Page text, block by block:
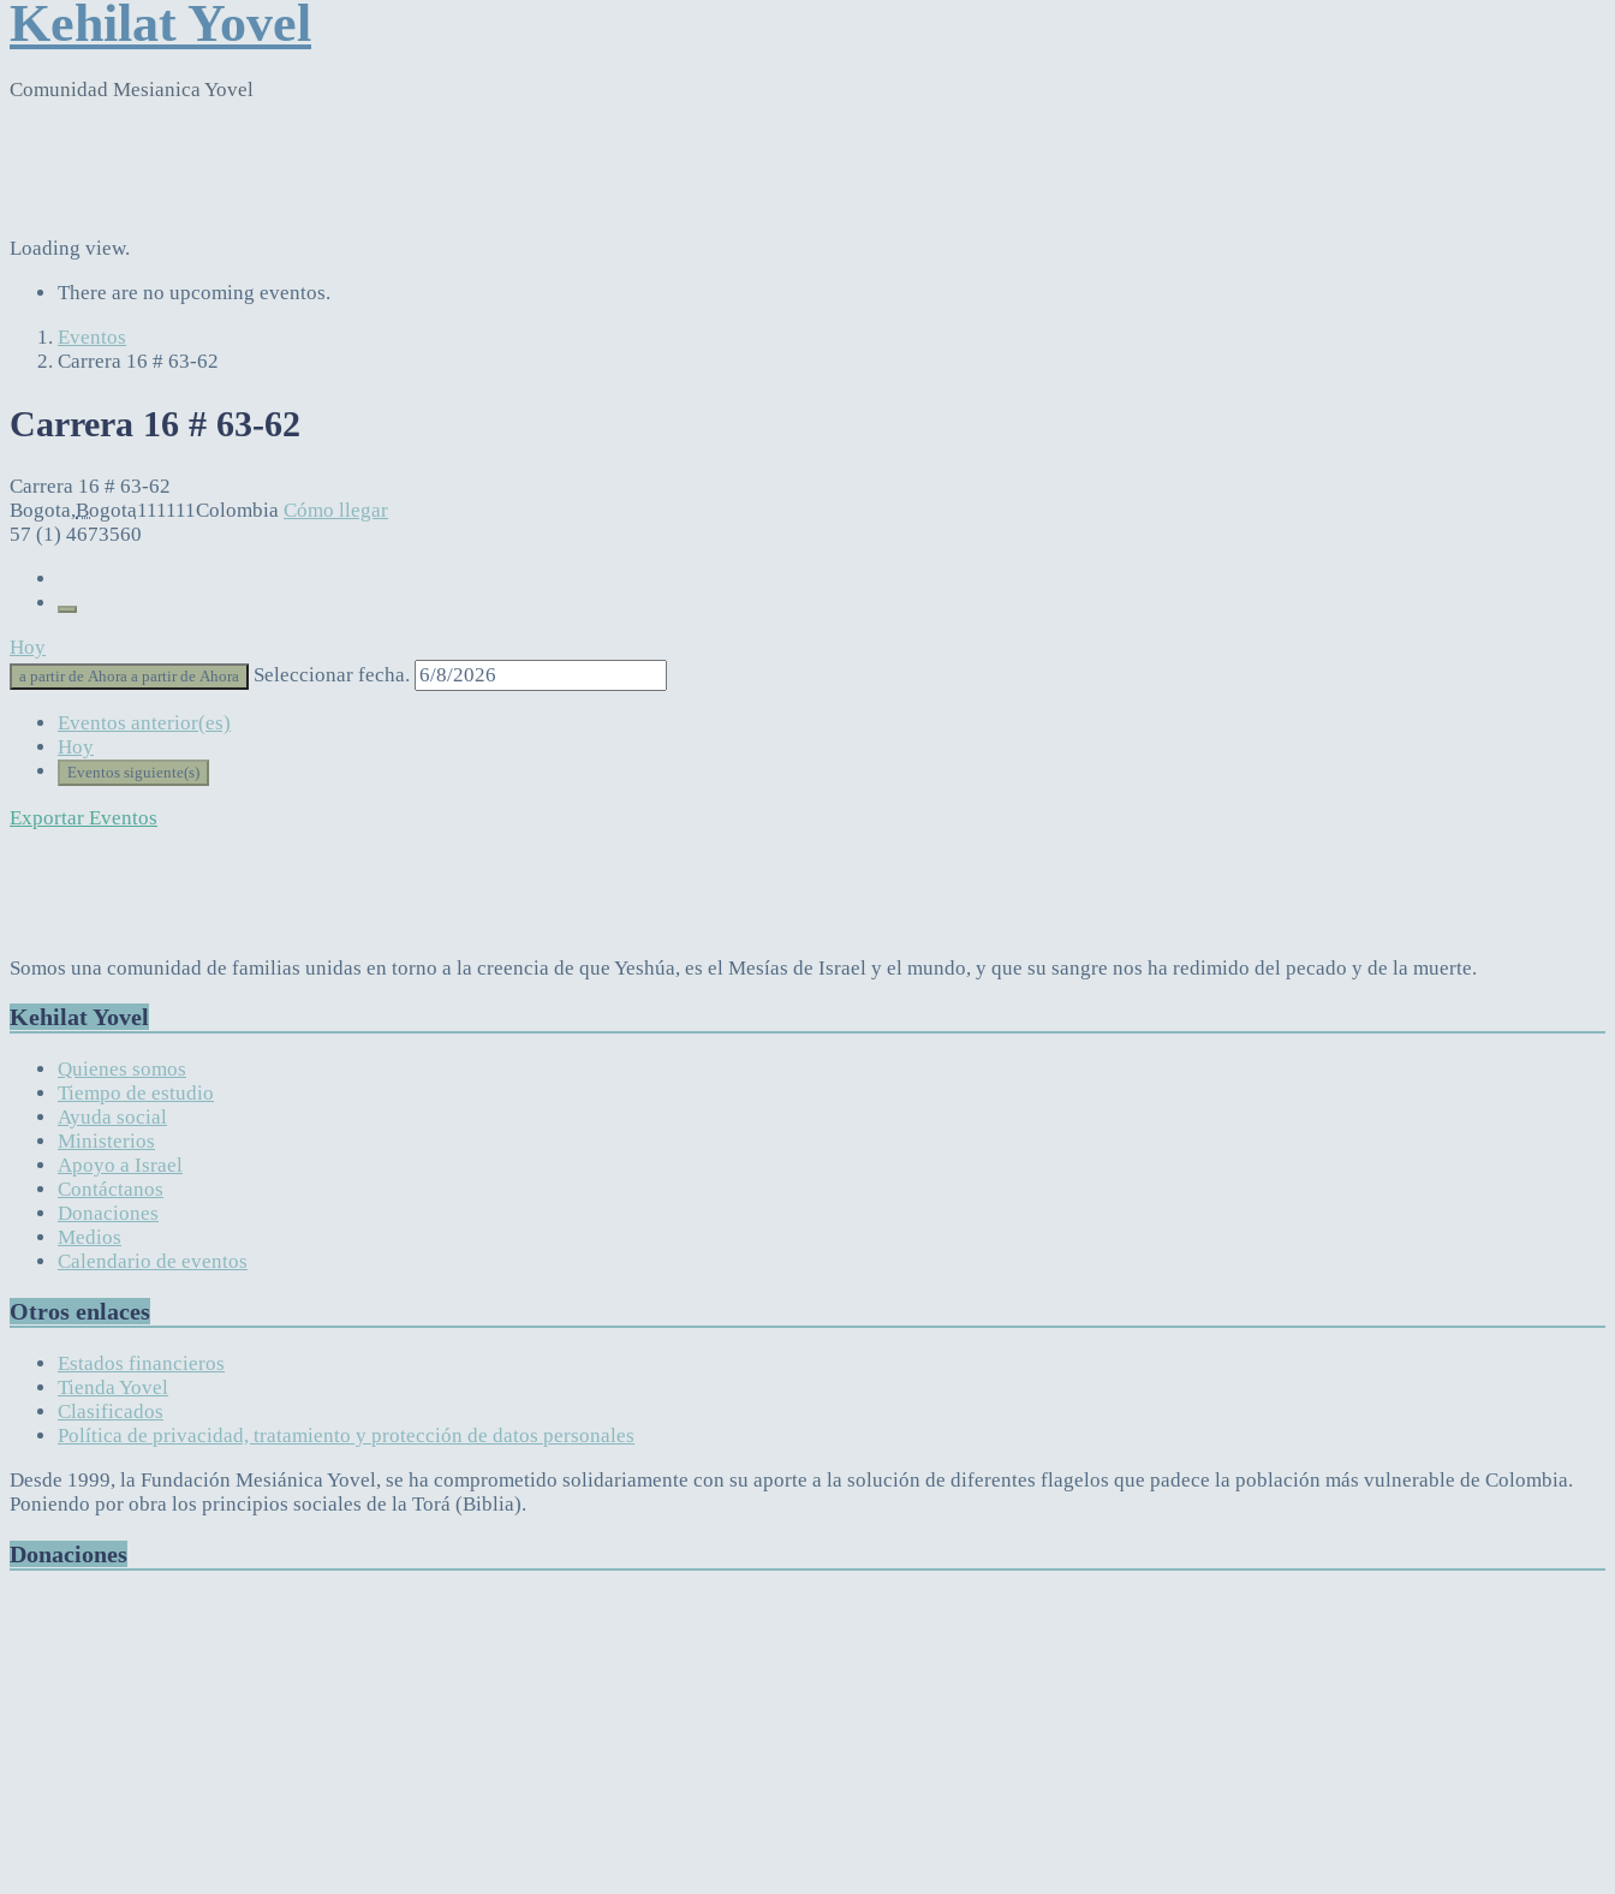
Kehilat Yovel
Comunidad Mesianica Yovel
Loading view.
There are no upcoming eventos.
Eventos
Carrera 16 # 63-62
Carrera 16 # 63-62
Carrera 16 # 63-62
Bogota,Bogota111111Colombia Cómo llegar
57 (1) 4673560
Hoy
a partir de Ahora a partir de Ahora Seleccionar fecha.
Eventos anterior(es)
Hoy
Eventos siguiente(s)
Exportar Eventos
Somos una comunidad de familias unidas en torno a la creencia de que Yeshúa, es el Mesías de Israel y el mundo, y que su sangre nos ha redimido del pecado y de la muerte.
Kehilat Yovel
Quienes somos
Tiempo de estudio
Ayuda social
Ministerios
Apoyo a Israel
Contáctanos
Donaciones
Medios
Calendario de eventos
Otros enlaces
Estados financieros
Tienda Yovel
Clasificados
Política de privacidad, tratamiento y protección de datos personales
Desde 1999, la Fundación Mesiánica Yovel, se ha comprometido solidariamente con su aporte a la solución de diferentes flagelos que padece la población más vulnerable de Colombia.
Poniendo por obra los principios sociales de la Torá (Biblia).
Donaciones